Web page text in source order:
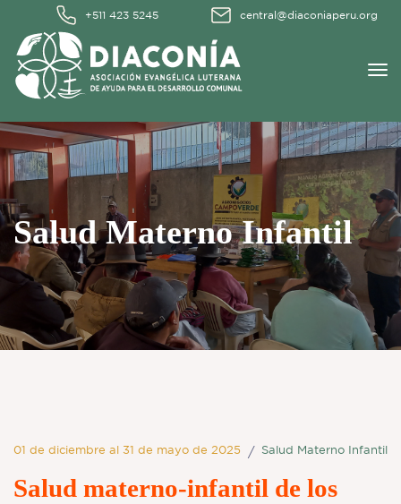
+511 423 5245 central@diaconiaperu.org
Salud Materno Infantil
01 de diciembre al 31 de mayo de 2025 / Salud Materno Infantil
Salud materno-infantil de los